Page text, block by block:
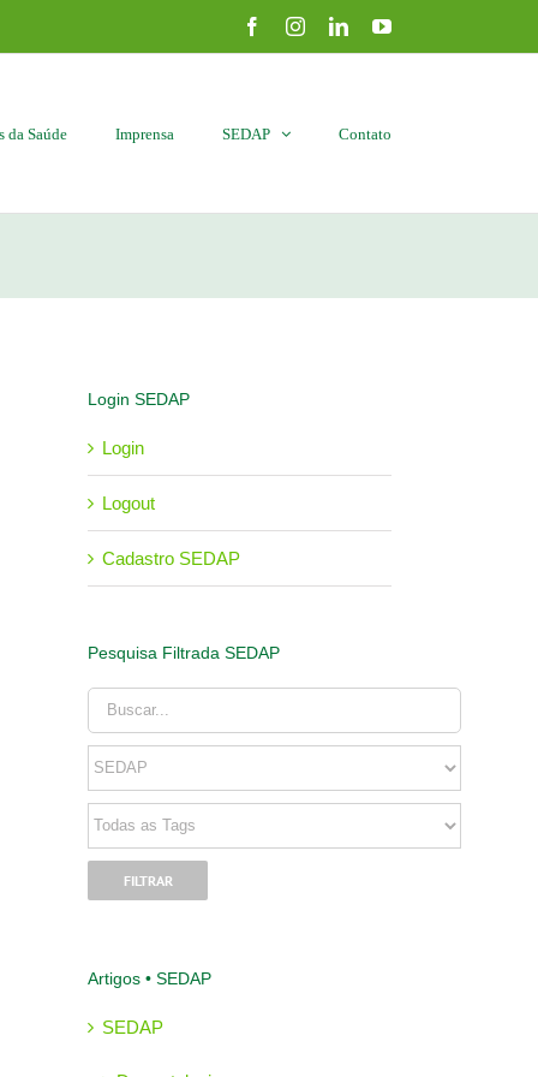
FacebookInstagramLinkedInYouTube
da Saúde Imprensa SEDAP Contato
Login SEDAP
Login
Logout
Cadastro SEDAP
Pesquisa Filtrada SEDAP
Artigos • SEDAP
SEDAP